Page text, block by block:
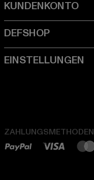
ZAHLUNGSMETHODEN